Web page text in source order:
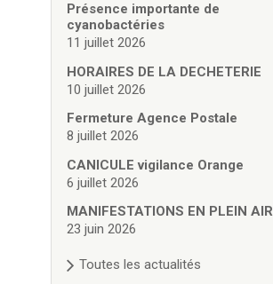
Présence importante de
cyanobactéries
11 juillet 2026
HORAIRES DE LA DECHETERIE
10 juillet 2026
Fermeture Agence Postale
8 juillet 2026
CANICULE vigilance Orange
6 juillet 2026
MANIFESTATIONS EN PLEIN AIR
23 juin 2026
Toutes les actualités